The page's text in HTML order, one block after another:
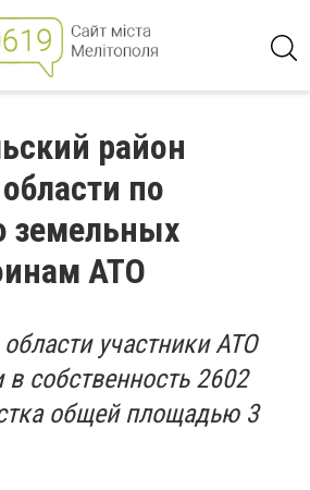
район
по
АТО
участники АТО
собственность 2602
общей площадью 3